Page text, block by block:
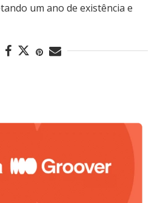
um ano de existência e